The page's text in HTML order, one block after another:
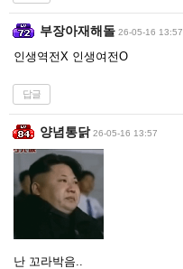
부장아재해돌 26-05-16 13:57
인생역전X 인생여전O
답글
양념통닭 26-05-16 13:57
난 꼬라박음..